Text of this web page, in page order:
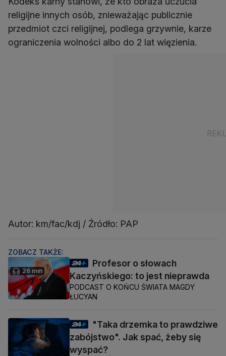
religijne innych osób, znieważając publicznie
przedmiot czci religijnej, podlega grzywnie, karze
ograniczenia wolności albo do 2 lat więzienia.
Autor: km/fac/kdj / Źródło: PAP
ZOBACZ TAKŻE:
26 min
Profesor o słowach
Kaczyńskiego: to jest nieprawda
PODCAST O KOŃCU ŚWIATA MAGDY
ŁUCYAN
"Taka drzemka to prawdziwe
zabójstwo". Jak spać, żeby się
wyspać?